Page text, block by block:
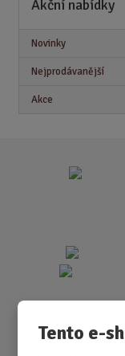
Tento e-
Akční nabídky
Novinky
Nejprodávanější
Akce